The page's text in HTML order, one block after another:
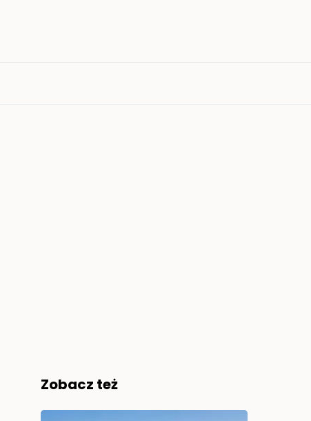
Zobacz też